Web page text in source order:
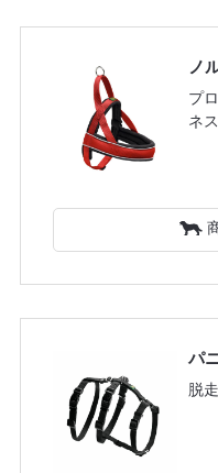
ノ
プ
ネス
パ
脱